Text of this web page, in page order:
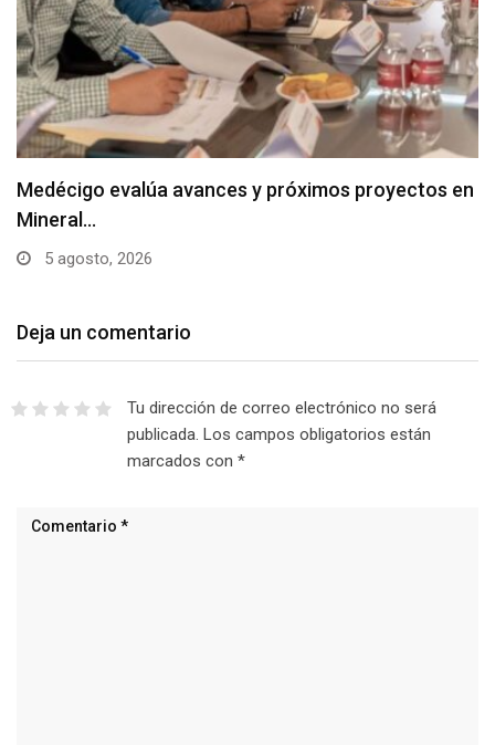
Medécigo evalúa avances y próximos proyectos en
Mineral…
5 agosto, 2026
Deja un comentario
Tu dirección de correo electrónico no será
publicada. Los campos obligatorios están
marcados con *